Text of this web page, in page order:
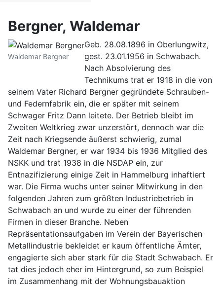
Bergner, Waldemar
Waldemar Bergner
Geb. 28.08.1896 in Oberlungwitz,
gest. 23.01.1956 in Schwabach.
Nach Absolvierung des
Technikums trat er 1918 in die von
seinem Vater Richard Bergner gegründete Schrauben-
und Federnfabrik ein, die er später mit seinem
Schwager Fritz Dann leitete. Der Betrieb bleibt im
Zweiten Weltkrieg zwar unzerstört, dennoch war die
Zeit nach Kriegsende äußerst schwierig, zumal
Waldemar Bergner, er war 1934 bis 1936 Mitglied des
NSKK und trat 1938 in die NSDAP ein, zur
Entnazifizierung einige Zeit in Hammelburg inhaftiert
war. Die Firma wuchs unter seiner Mitwirkung in den
folgenden Jahren zum größten Industriebetrieb in
Schwabach an und wurde zu einer der führenden
Firmen in dieser Branche. Neben
Repräsentationsaufgaben im Verein der Bayerischen
Metallindustrie bekleidet er kaum öffentliche Ämter,
engagierte sich aber stark für die Stadt Schwabach. Er
tat dies jedoch eher im Hintergrund, so zum Beispiel
im Zusammenhang mit der Wohnungsbauaktion